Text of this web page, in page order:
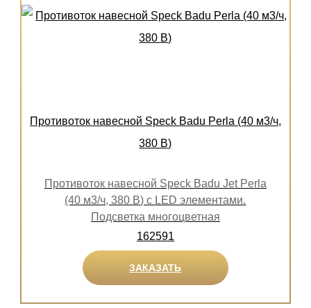
Противоток навесной Speck Badu Perla (40 м3/ч,
380 В)
Противоток навесной Speck Badu Jet Perla
(40 м3/ч, 380 В) с LED элементами.
Подсветка многоцветная
162591
ЗАКАЗАТЬ